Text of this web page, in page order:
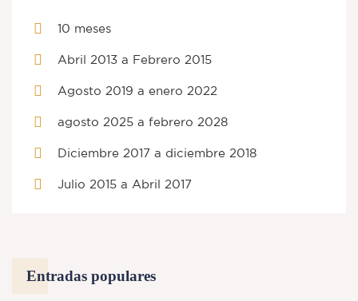
10 meses
Abril 2013 a Febrero 2015
Agosto 2019 a enero 2022
agosto 2025 a febrero 2028
Diciembre 2017 a diciembre 2018
Julio 2015 a Abril 2017
Entradas populares